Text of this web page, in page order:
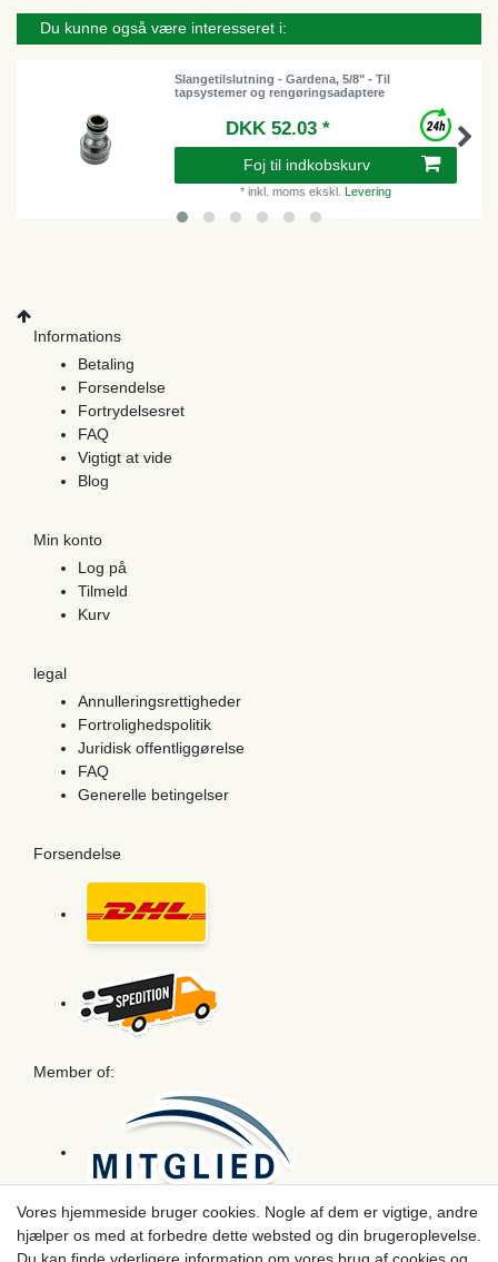
Du kunne også være interesseret i:
Slangetilslutning - Gardena, 5/8" - Til
tapsystemer og rengøringsadaptere
DKK 52.03 *
Foj til indkobskurv
* inkl. moms ekskl. Levering
Informations
Betaling
Forsendelse
Fortrydelsesret
FAQ
Vigtigt at vide
Blog
Min konto
Log på
Tilmeld
Kurv
legal
Annulleringsrettigheder
Fortrolighedspolitik
Juridisk offentliggørelse
FAQ
Generelle betingelser
Forsendelse
Member of:
Betaling
Vores hjemmeside bruger cookies. Nogle af dem er vigtige, andre
hjælper os med at forbedre dette websted og din brugeroplevelse.